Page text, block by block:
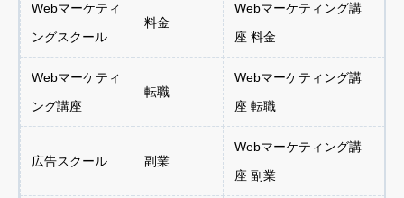
Webマーケティ
ングスクール
料金
Webマーケティング講
座 料金
Webマーケティ
ング講座
転職
Webマーケティング講
座 転職
広告スクール 副業
Webマーケティング講
座 副業